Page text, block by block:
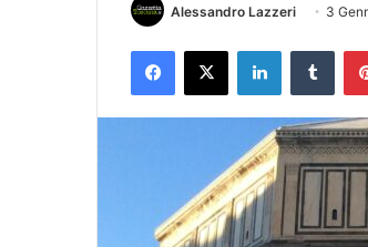
Alessandro Lazzeri 3